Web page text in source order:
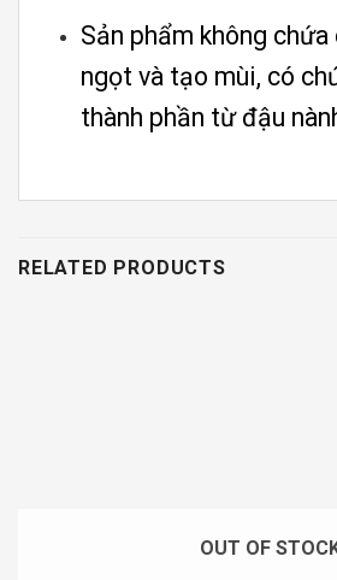
Sản phẩm không
ngọt và tạo mùi, có
thành phần từ đậu
RELATED PRODUCTS
OUT OF